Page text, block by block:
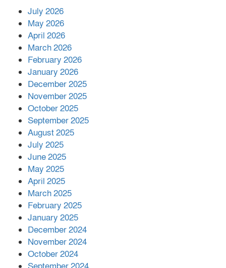
পর ফোন তারেক রহমানের,গ্যাস সঙ্কট
সহায়তা দিলেন সাচিং প্রু জেরী
July 2026
May 2026
April 2026
March 2026
February 2026
January 2026
December 2025
November 2025
October 2025
September 2025
August 2025
July 2025
June 2025
May 2025
April 2025
March 2025
February 2025
January 2025
December 2024
November 2024
October 2024